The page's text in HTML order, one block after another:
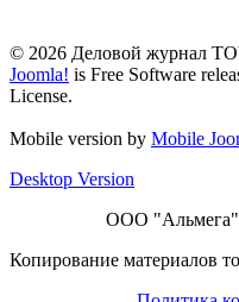
© 2026 Деловой журнал
Joomla! is Free Software
License.
Mobile version by Mobile
Desktop Version
ООО
Копирование материалов